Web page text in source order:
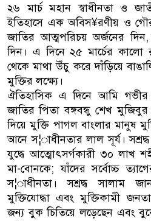
২৬ মার্চ মহান স্বাধীনতা ও
ইতিহাসে এক অবিস¥রণীয় ও
জাতির আত্মপরিচয় অর্জনের
দিন। এ দিনে ২৫ মার্চের কালো
থেকে মাথা উঁচু করে দাঁড়িয়ে
মুক্তির লক্ষ্যে।
ঐতিহাসিক এ দিনে আমি গভীর
জাতির পিতা বঙ্গবন্ধু শেখ
দিয়ে মুক্তি পাগল বাংলার মানুষ
আনে স¦াধীনতার লাল সূর্য।
যুদ্ধে আত্মোৎসর্গকারী ৩০ লাখ
মা-বোনকে; যাঁদের সর্বোচ্চ
স¦াধীনতা। সশ্রদ্ধ সালাম
মুক্তিযোদ্ধা এবং মুক্তিকামী
জন্য বুক চিতিয়ে লড়েছেন এবং